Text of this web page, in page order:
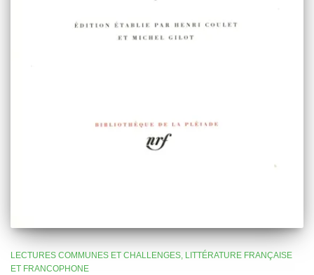
LECTURES COMMUNES ET CHALLENGES LITTÉRATURE FRANÇAISE
ET FRANCOPHONE